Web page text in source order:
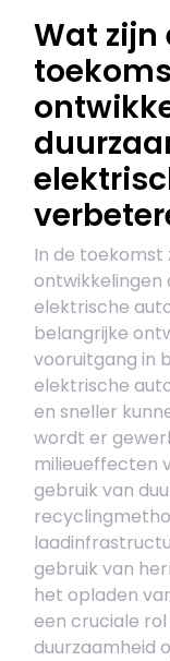
Wat zijn
In de toekomst
ontwikkelingen
elektrische
belangrijke
vooruitgang in
elektrische
en sneller
wordt er
milieueffecten
gebruik van
gebruik van
het opladen
een cruciale
duurzaamheid